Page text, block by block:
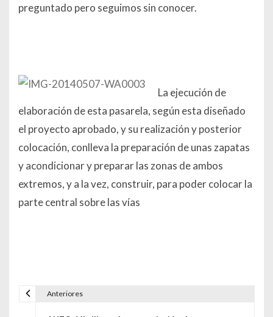
preguntado pero seguimos sin conocer.
La ejecución de
elaboración de esta pasarela, según esta diseñado
el proyecto aprobado, y su realización y posterior
colocación, conlleva la preparación de unas zapatas
y acondicionar y preparar las zonas de ambos
extremos, y a la vez, construir, para poder colocar la
parte central sobre las vías
Anteriores